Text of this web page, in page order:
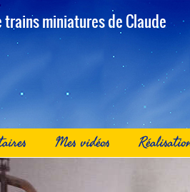
trains miniatures de Claude
Mes vidéos